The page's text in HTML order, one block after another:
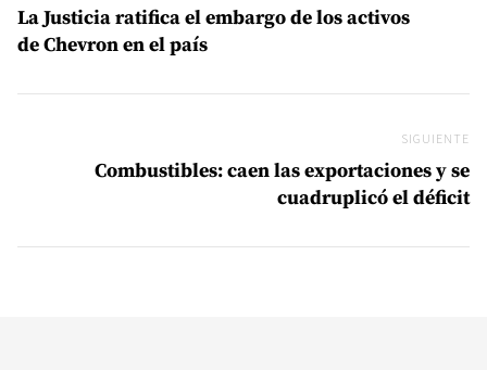
La Justicia ratifica el embargo de los activos
de Chevron en el país
SIGUIENTE
Combustibles: caen las exportaciones y se
cuadruplicó el déficit